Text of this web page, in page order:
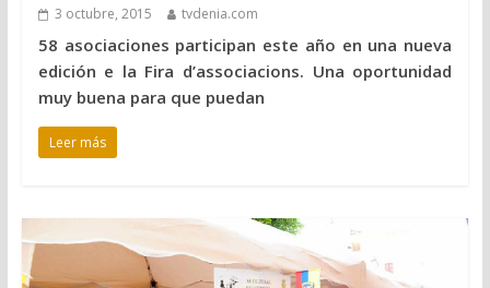
3 octubre, 2015 tvdenia.com
58 asociaciones participan este año en una nueva
edición e la Fira d’associacions. Una oportunidad
muy buena para que puedan
Leer más